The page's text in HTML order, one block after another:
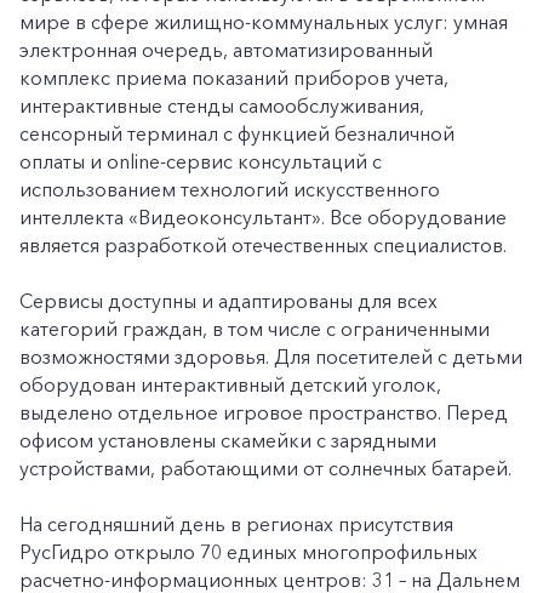
мире в сфере жилищно-коммунальных услуг: умная
электронная очередь, автоматизированный
комплекс приема показаний приборов учета,
интерактивные стенды самообслуживания,
сенсорный терминал с функцией безналичной
оплаты и online-сервис консультаций с
использованием технологий искусственного
интеллекта «Видеоконсультант». Все оборудование
является разработкой отечественных специалистов.
Сервисы доступны и адаптированы для всех
категорий граждан, в том числе с ограниченными
возможностями здоровья. Для посетителей с детьми
оборудован интерактивный детский уголок,
выделено отдельное игровое пространство. Перед
офисом установлены скамейки с зарядными
устройствами, работающими от солнечных батарей.
На сегодняшний день в регионах присутствия
РусГидро открыло 70 единых многопрофильных
расчетно-информационных центров: 31 – на Дальнем